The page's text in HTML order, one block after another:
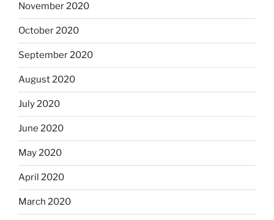
November 2020
October 2020
September 2020
August 2020
July 2020
June 2020
May 2020
April 2020
March 2020